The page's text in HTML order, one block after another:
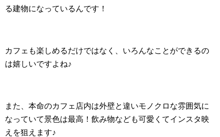
る建物になっているんです！
カフェも楽しめるだけではなく、いろんなことができるの
は嬉しいですよね♪
また、本命のカフェ店内は外壁と違いモノクロな雰囲気に
なっていて景色は最高！飲み物なども可愛くてインスタ映
えを狙えます♪